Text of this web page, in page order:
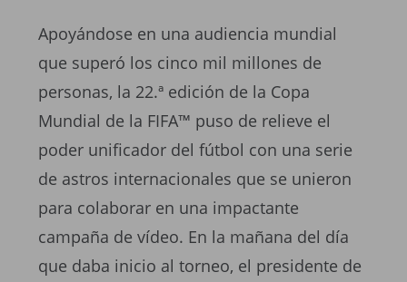
Apoyándose en una audiencia mundial
que superó los cinco mil millones de
personas, la 22.ª edición de la Copa
Mundial de la FIFA™ puso de relieve el
poder unificador del fútbol con una serie
de astros internacionales que se unieron
para colaborar en una impactante
campaña de vídeo. En la mañana del día
que daba inicio al torneo, el presidente de